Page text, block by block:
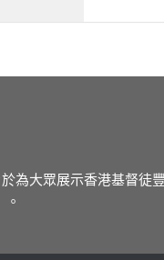
為大眾展示香港基督徒